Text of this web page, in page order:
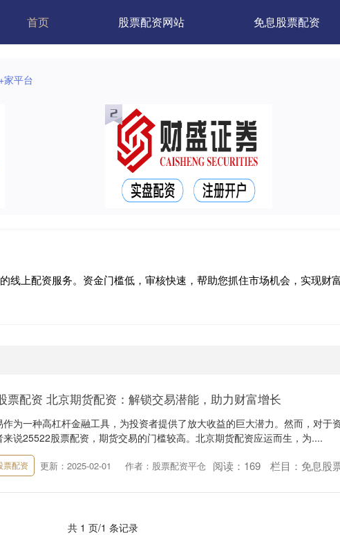
首页 股票配资网站 免息股票配资
+家平台
线上配资服务。资金门槛低，审核快速，帮助您抓住市场机会，实现财富
票配资 北京期货配资：解锁交易潜能，助力财富增长
作为一种高杠杆金融工具，为投资者提供了放大收益的巨大潜力。然而，对于
来说25522股票配资，期货交易的门槛较高。北京期货配资应运而生，为....
票配资 更新：2025-02-01 作者：股票配资平仓 阅读： 169 栏目： 免息股
共 1 页/1 条记录